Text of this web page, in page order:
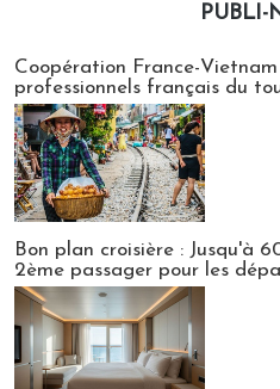
PUBLI-
Coopération France-
professionnels français du
Bon plan croisière : Jusqu'à
2ème passager pour les